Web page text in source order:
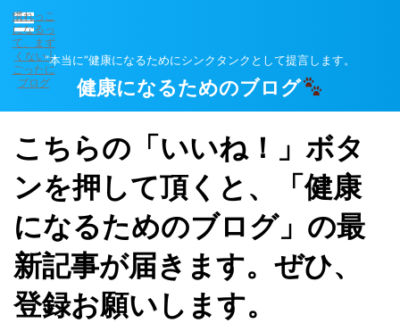
”本当に”健康になるためにシンクタンクとして提言します。
健康になるためのブログ
こちらの「いいね！」ボタ
ンを押して頂くと、「健康
になるためのブログ」の最
新記事が届きます。ぜひ、
登録お願いします。
慣れっこ
になるっ
て、まず
くない |
ごったに
ブログ